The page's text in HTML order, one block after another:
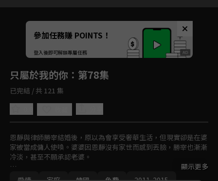
Unmute
如有不便請見諒
參加任務賺 POINTS！
登入後即可解鎖專屬任務
只屬於我的你 ：第78集
已完結 / 共 121 集
恩靜與律師勝宰結婚後，原以為會享受奢華生活，但現實卻是在婆
家被當成傭人使喚。婆婆因恩靜沒有家世而感到丟臉，勝宰也漸漸
冷淡，甚至不願承認老婆。
恩靜發現勝宰根本沒有辦理結婚登記，還發現老公與 BJ 集團繼承
顯示更多